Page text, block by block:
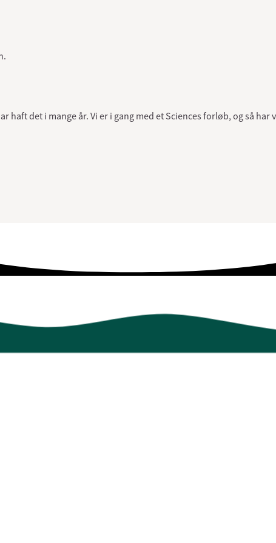
det i mange år. Vi er i gang med et Sciences forløb, og så har